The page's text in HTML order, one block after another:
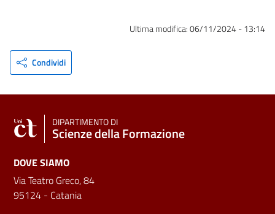
Ultima modifica:06/11/2024 - 13:14
Condividi
DIPARTIMENTO DI
Scienze della Formazione
DOVE SIAMO
Via Teatro Greco, 84
95124 - Catania